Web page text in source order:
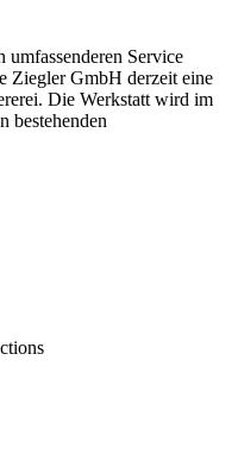
Service
Ziegler GmbH derzeit eine
Die Werkstatt wird im
bestehenden